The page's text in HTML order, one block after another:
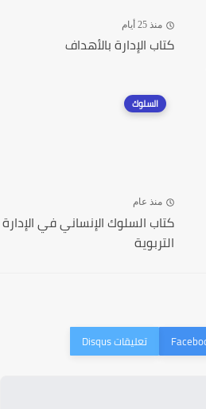
منذ 25 أيام
كتاب الإدارة بالأهداف
السلوك
منذ عام
كتاب السلوك الإنساني في الإدارة
التربوية